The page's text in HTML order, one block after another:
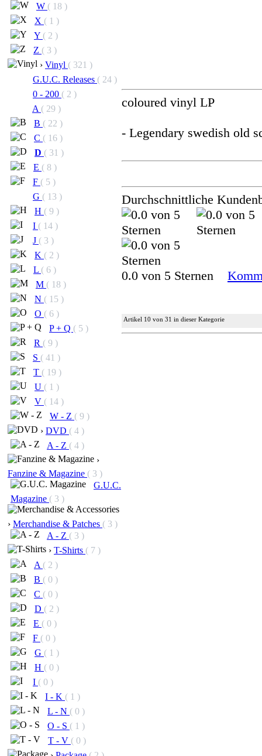
W ( 18 )
X ( 1 )
Y ( 2 )
Z ( 3 )
› Vinyl ( 321 )
G.U.C. Releases ( 24 )
0 - 200 ( 2 )
A ( 29 )
B ( 22 )
C ( 16 )
D ( 31 )
E ( 8 )
F ( 5 )
G ( 13 )
H ( 9 )
I ( 14 )
J ( 3 )
K ( 2 )
L ( 6 )
M ( 18 )
N ( 15 )
O ( 6 )
P + Q ( 5 )
R ( 9 )
S ( 41 )
T ( 19 )
U ( 1 )
V ( 14 )
W - Z ( 9 )
› DVD ( 4 )
A - Z ( 4 )
›
Fanzine & Magazine ( 3 )
G.U.C.
Magazine ( 3 )
› Merchandise & Patches ( 3 )
A - Z ( 3 )
› T-Shirts ( 7 )
A ( 2 )
B ( 0 )
C ( 0 )
D ( 2 )
E ( 0 )
F ( 0 )
G ( 1 )
H ( 0 )
I ( 0 )
I - K ( 1 )
L - N ( 0 )
O - S ( 1 )
T - V ( 0 )
coloured vinyl LP
- Legendary swedish old
Durchschnittliche
0.0 von 5 Sternen
Artikel 10 von 31 in dieser Kategorie